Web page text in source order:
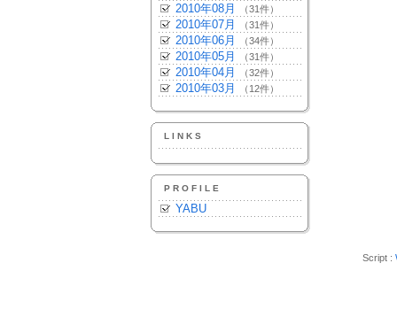
2010年08月 （31件）
2010年07月 （31件）
2010年06月 （34件）
2010年05月 （31件）
2010年04月 （32件）
2010年03月 （12件）
LINKS
PROFILE
YABU
Script :